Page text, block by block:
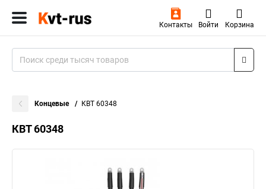
Контакты Войти Корзина
Концевые КВТ 60348
КВТ 60348